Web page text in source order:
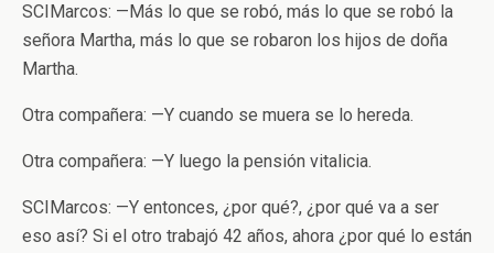
SCIMarcos: —Más lo que se robó, más lo que se robó la
señora Martha, más lo que se robaron los hijos de doña
Martha.
Otra compañera: —Y cuando se muera se lo hereda.
Otra compañera: —Y luego la pensión vitalicia.
SCIMarcos: —Y entonces, ¿por qué?, ¿por qué va a ser
eso así? Si el otro trabajó 42 años, ahora ¿por qué lo están